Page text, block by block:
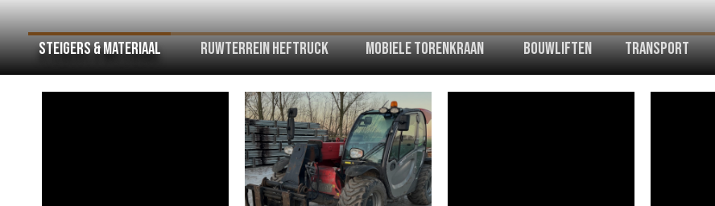
Steigers & materiaal Ruwterrein heftruck Mobiele torenkraan Bouwliften Transport